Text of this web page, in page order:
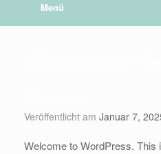
Menü
Veröffentlicht am Januar 7,
Welcome to WordPress.